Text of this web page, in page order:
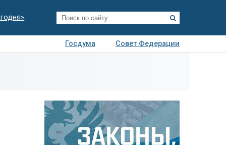
Госдума
Совет Федерации